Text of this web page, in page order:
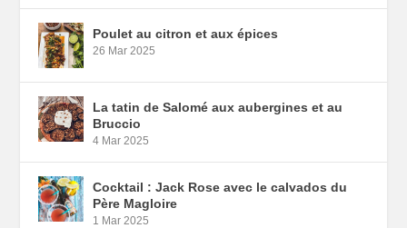
Poulet au citron et aux épices
26 Mar 2025
La tatin de Salomé aux aubergines et au
Bruccio
4 Mar 2025
Cocktail : Jack Rose avec le calvados du
Père Magloire
1 Mar 2025